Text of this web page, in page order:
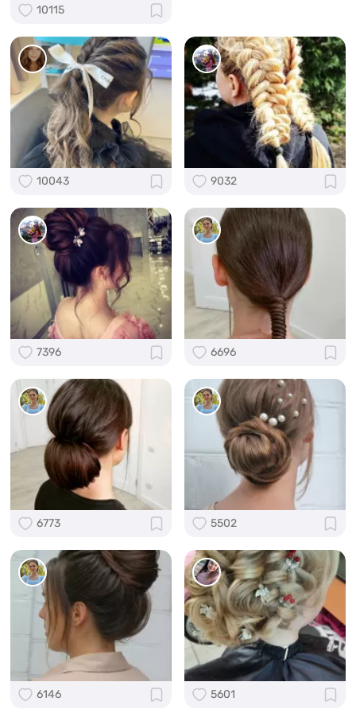
10115
10043 9032
7396 6696
6773 5502
6146 5601